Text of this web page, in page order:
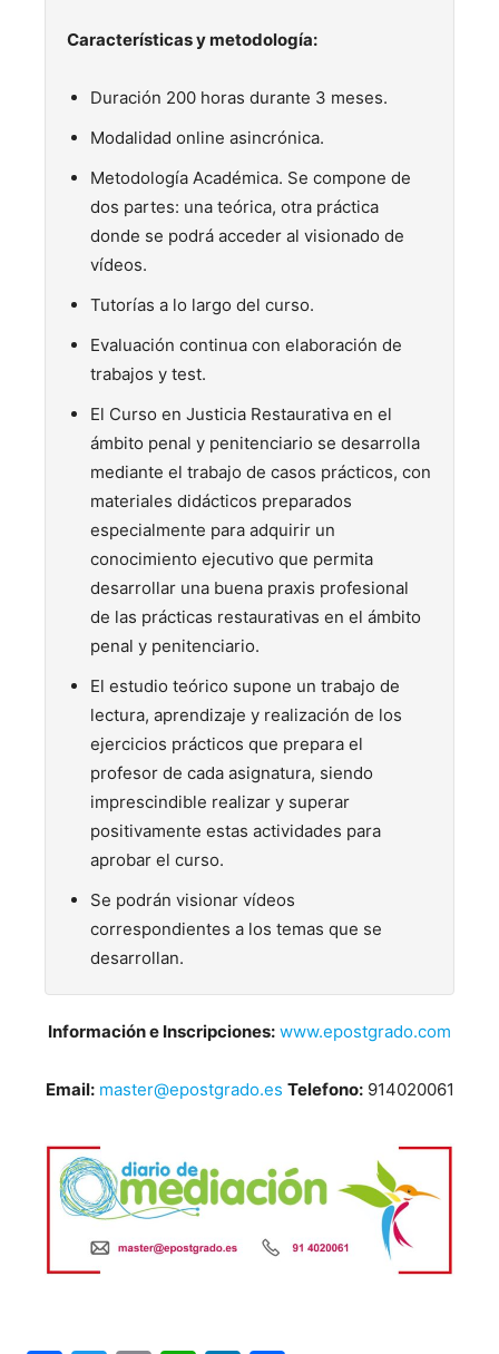
Características y metodología:
Duración 200 horas durante 3 meses.
Modalidad online asincrónica.
Metodología Académica. Se compone de
dos partes: una teórica, otra práctica
donde se podrá acceder al visionado de
vídeos.
Tutorías a lo largo del curso.
Evaluación continua con elaboración de
trabajos y test.
El Curso en Justicia Restaurativa en el
ámbito penal y penitenciario se desarrolla
mediante el trabajo de casos prácticos, con
materiales didácticos preparados
especialmente para adquirir un
conocimiento ejecutivo que permita
desarrollar una buena praxis profesional
de las prácticas restaurativas en el ámbito
penal y penitenciario.
El estudio teórico supone un trabajo de
lectura, aprendizaje y realización de los
ejercicios prácticos que prepara el
profesor de cada asignatura, siendo
imprescindible realizar y superar
positivamente estas actividades para
aprobar el curso.
Se podrán visionar vídeos
correspondientes a los temas que se
desarrollan.
Información e Inscripciones: www.epostgrado.com
Email: master@epostgrado.es Telefono:914020061